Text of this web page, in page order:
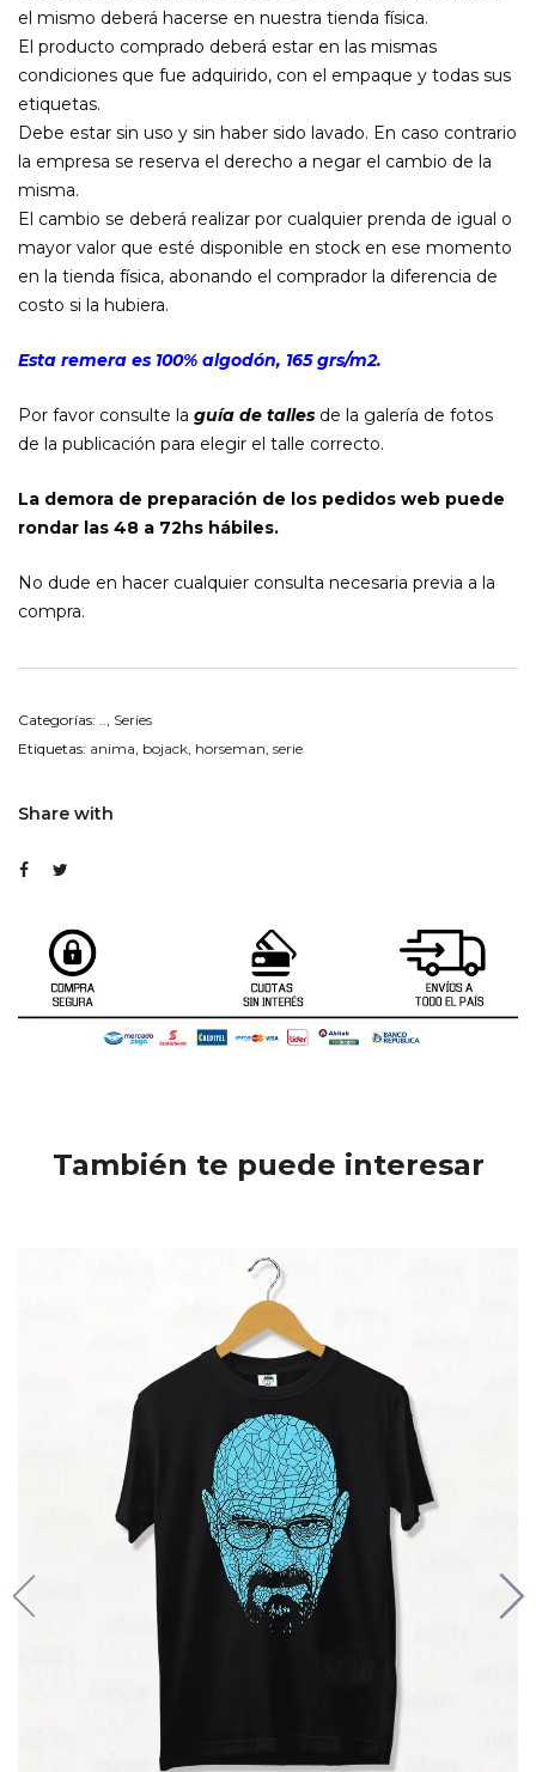
el mismo deberá hacerse en nuestra tienda física.
El producto comprado deberá estar en las mismas
condiciones que fue adquirido, con el empaque y todas sus
etiquetas.
Debe estar sin uso y sin haber sido lavado. En caso contrario
la empresa se reserva el derecho a negar el cambio de la
misma.
El cambio se deberá realizar por cualquier prenda de igual o
mayor valor que esté disponible en stock en ese momento
en la tienda física, abonando el comprador la diferencia de
costo si la hubiera.
Esta remera es 100% algodón, 165 grs/m2.
Por favor consulte la guía de talles de la galería de fotos
de la publicación para elegir el talle correcto.
La demora de preparación de los pedidos web puede
rondar las 48 a 72hs hábiles.
No dude en hacer cualquier consulta necesaria previa a la
compra.
Categorías: .., Series
Etiquetas: anima, bojack, horseman, serie
Share with
También te puede interesar